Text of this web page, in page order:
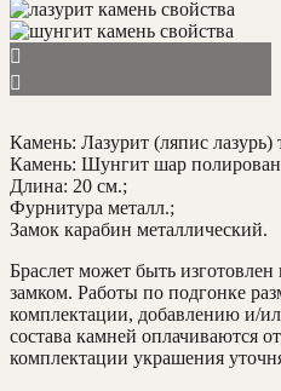
Камень: Лазурит (ляпис
Камень: Шунгит шар
Длина: 20 см.;
Фурнитура металл.;
Замок карабин металлический.
Браслет может быть изготовлен
замком. Работы по подгонке
комплектации, добавлению и/
состава камней оплачиваются
комплектации украшения